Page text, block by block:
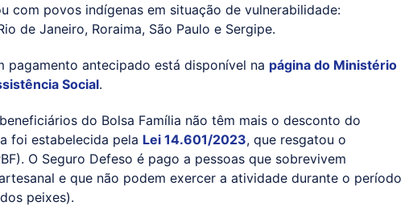
com povos indígenas em situação de vulnerabilidade:
de Janeiro, Roraima, São Paulo e Sergipe.
pagamento antecipado está disponível na página do Ministério
Social.
do Bolsa Família não têm mais o desconto do
foi estabelecida pela Lei 14.601/2023, que resgatou o
O Seguro Defeso é pago a pessoas que sobrevivem
e que não podem exercer a atividade durante o período
peixes).